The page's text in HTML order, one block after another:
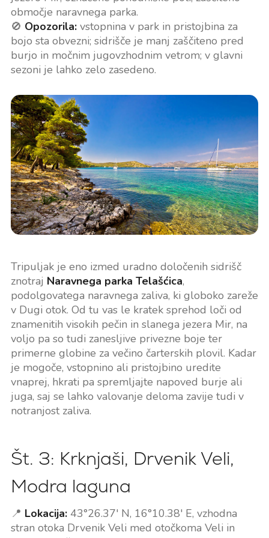
območje naravnega parka.
🚫 Opozorila:vstopnina v park in pristojbina za
bojo sta obvezni; sidrišče je manj zaščiteno pred
burjo in močnim jugovzhodnim vetrom; v glavni
sezoni je lahko zelo zasedeno.
Tripuljak je eno izmed uradno določenih sidrišč
znotraj Naravnega parka Telašćica,
podolgovatega naravnega zaliva, ki globoko zareže
v Dugi otok. Od tu vas le kratek sprehod loči od
znamenitih visokih pečin in slanega jezera Mir, na
voljo pa so tudi zanesljive privezne boje ter
primerne globine za večino čarterskih plovil. Kadar
je mogoče, vstopnino ali pristojbino uredite
vnaprej, hkrati pa spremljajte napoved burje ali
juga, saj se lahko valovanje deloma zavije tudi v
notranjost zaliva.
Št. 3: Krknjaši, Drvenik Veli,
Modra laguna
📍 Lokacija:43°26.37' N, 16°10.38' E, vzhodna
stran otoka Drvenik Veli med otočkoma Veli in